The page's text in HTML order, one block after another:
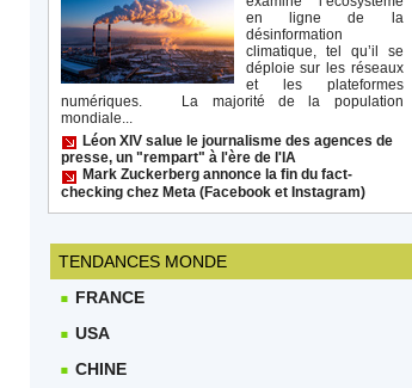
en ligne de la
désinformation
climatique, tel qu’il se
déploie sur les réseaux
et les plateformes
numériques. La majorité de la population
mondiale...
Léon XIV salue le journalisme des agences de
presse, un "rempart" à l'ère de l'IA
Mark Zuckerberg annonce la fin du fact-
checking chez Meta (Facebook et Instagram)
TENDANCES MONDE
FRANCE
USA
CHINE